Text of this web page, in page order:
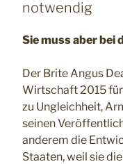
notwendig
Sie muss aber bei
Der Brite Angus
Wirtschaft 2015
zu Ungleichheit,
seinen
anderem die
Staaten, weil sie